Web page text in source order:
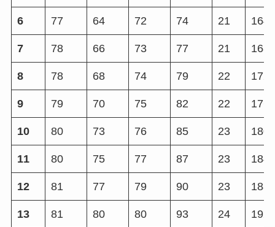
6 77 64 72 74 21 164
7 78 66 73 77 21 168
8 78 68 74 79 22 172
9 79 70 75 82 22 176
10 80 73 76 85 23 180
11 80 75 77 87 23 184
12 81 77 79 90 23 188
13 81 80 80 93 24 192